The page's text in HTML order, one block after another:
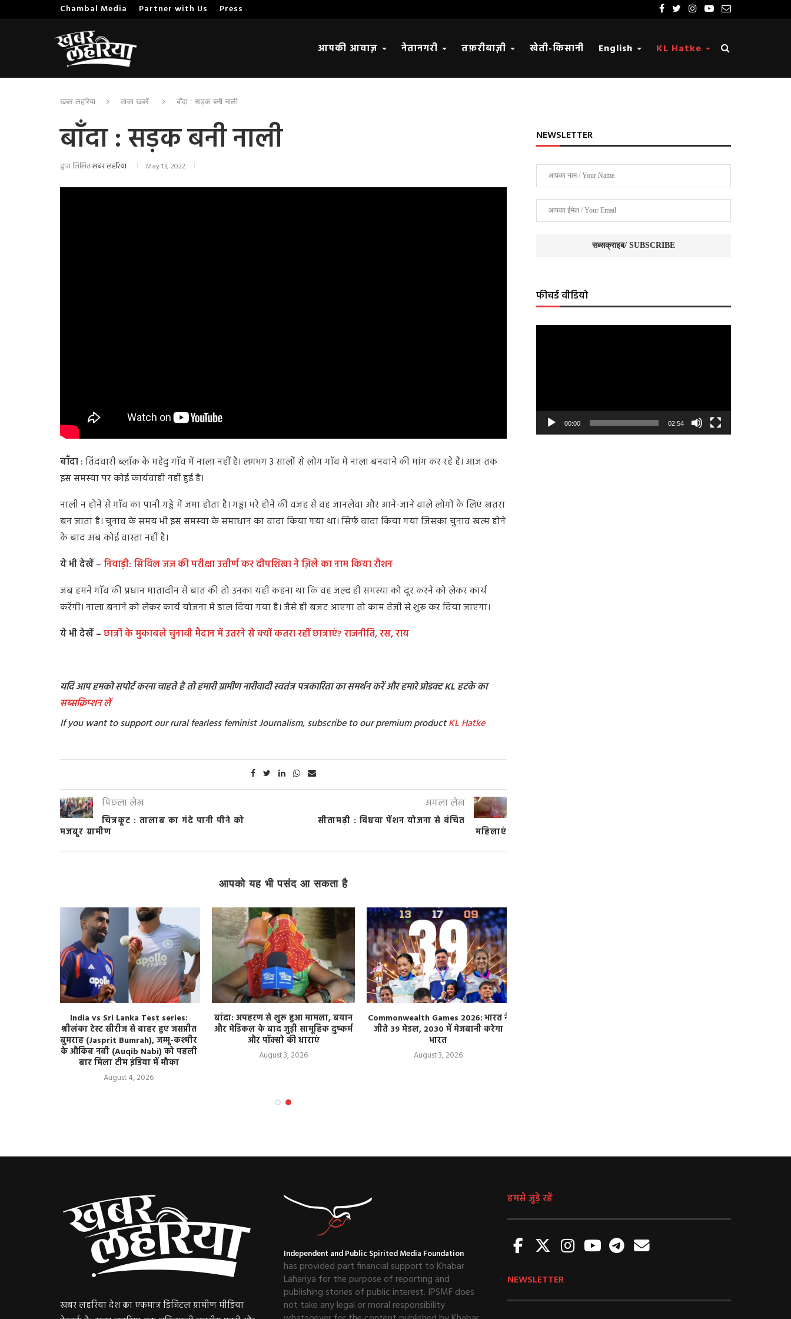
Chambal Media Partner with Us Press
आपकी आवाज़ नेतानगरी तफ़रीबाज़ी खेती-किसानी English KL Hatke
खबर लहरिया ताजा खबरें बाँदा : सड़क बनी नाली
बाँदा : सड़क बनी नाली
द्वारा लिखितखबर लहरिया May 13, 2022
बाँदा :तिंदवारी ब्लॉक के महेदु गाँव में नाला नहीं है। लगभग 3 सालों से लोग गाँव में नाला बनवाने की मांग कर रहे हैं। आज तक
इस समस्या पर कोई कार्यवाही नहीं हुई है।
नाली न होने से गाँव का पानी गड्ढे में जमा होता है। गड्ढा भरे होने की वजह से वह जानलेवा और आने-जाने वाले लोगों के लिए खतरा
बन जाता है। चुनाव के समय भी इस समस्या के समाधान का वादा किया गया था। सिर्फ वादा किया गया जिसका चुनाव खत्म होने
के बाद अब कोई वास्ता नहीं है।
ये भी देखें –निवाड़ी: सिविल जज की परीक्षा उत्तीर्ण कर दीपशिखा ने ज़िले का नाम किया रौशन
जब हमने गाँव की प्रधान मातादीन से बात की तो उनका यही कहना था कि वह जल्द ही समस्या को दूर करने को लेकर कार्य
करेंगी। नाला बनाने को लेकर कार्य योजना में डाल दिया गया है। जैसे ही बजट आएगा तो काम तेज़ी से शुरू कर दिया जाएगा।
ये भी देखें –छात्रों के मुकाबले चुनावी मैदान में उतरने से क्यों कतरा रहीं छात्राएं? राजनीति, रस, राय
यदि आप हमको सपोर्ट करना चाहते है तो हमारी ग्रामीण नारीवादी स्वतंत्र पत्रकारिता का समर्थन करें और हमारे प्रोडक्ट KL हटके का
सब्सक्रिप्शनलें
If you want to support our rural fearless feminist Journalism, subscribe to our premium productKL Hatke
पिछला लेख
चित्रकूट : तालाब का गंदे पानी पीने को
मजबूर ग्रामीण
अगला लेख
सीतामढ़ी : विधवा पेंशन योजना से वंचित
महिलाएं
आपको यह भी पसंद आ सकता है
India vs Sri Lanka Test series:
श्रीलंका टेस्ट सीरीज से बाहर हुए जसप्रीत
बुमराह (Jasprit Bumrah), जम्मू-कश्मीर
के औकिब नबी (Auqib Nabi) को पहली
बार मिला टीम इंडिया में मौका
August 4, 2026
बांदा: अपहरण से शुरू हुआ मामला, बयान
और मेडिकल के बाद जुड़ी सामूहिक दुष्कर्म
और पॉक्सो की धाराएं
August 3, 2026
Commonwealth Games 2026: भारत ने
जीते 39 मेडल, 2030 में मेजबानी करेगा
भारत
August 3, 2026
NEWSLETTER
फीचर्ड वीडियो
00:00 02:54
खबर लहरिया देश का एकमात्र डिजिटल ग्रामीण मीडिया
Independent and Public Spirited Media Foundation
has provided part financial support to Khabar
Lahariya for the purpose of reporting and
publishing stories of public interest. IPSMF does
not take any legal or moral responsibility
हमसे जुड़े रहें
NEWSLETTER